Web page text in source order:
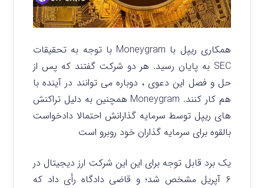
همکاری ریپل با Moneygram با توجه به تحقیقات
SEC به پایان رسید. هر دو شرکت گفتند که پس از
حل و فصل این دعوی ، دوباره می توانند در آینده با
هم کار کنند. Moneygram همچنین به دلیل تراکنش
های ریپل توسط سرمایه گذارانش احتمالا دادخواست
بالقوه برای سرمایه گذاران خود روبرو است
یک برد قابل توجه برای این این شرکت ارز دیجیتال در
۶ آپریل مشخص شد؛ و قاضی دادگاه رأی داد که